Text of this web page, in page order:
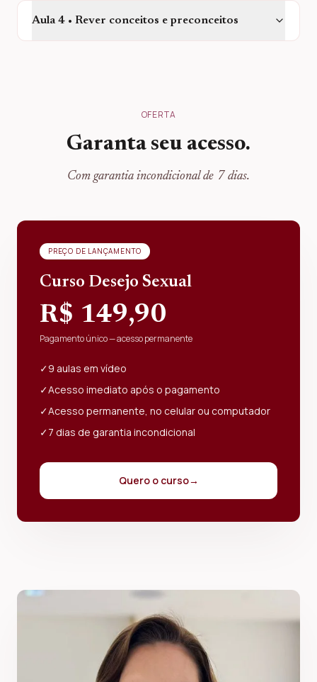
Aula 4 • Rever conceitos e preconceitos
OFERTA
Garanta seu acesso.
Com garantia incondicional de 7 dias.
PREÇO DE LANÇAMENTO
Curso Desejo Sexual
R$ 149,90
Pagamento único — acesso permanente
✓9 aulas em vídeo
✓Acesso imediato após o pagamento
✓Acesso permanente, no celular ou computador
✓7 dias de garantia incondicional
Quero o curso→